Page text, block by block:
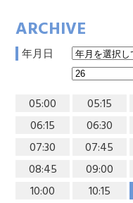
ARCHIVE
年月日
05:00 05:15
06:15
06:30
07:30
07:45
08:45
09:00
10:00
10:15